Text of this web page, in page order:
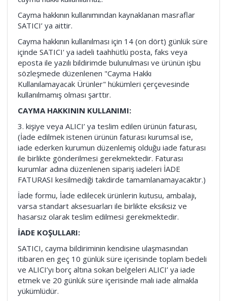
Cayma hakkının kullanımından kaynaklanan masraflar
SATICI’ ya aittir.
Cayma hakkının kullanılması için 14 (on dört) günlük süre
içinde SATICI' ya iadeli taahhütlü posta, faks veya
eposta ile yazılı bildirimde bulunulması ve ürünün işbu
sözleşmede düzenlenen "Cayma Hakkı
Kullanılamayacak Ürünler" hükümleri çerçevesinde
kullanılmamış olması şarttır.
CAYMA HAKKININ KULLANIMI:
3. kişiye veya ALICI’ ya teslim edilen ürünün faturası,
(İade edilmek istenen ürünün faturası kurumsal ise,
iade ederken kurumun düzenlemiş olduğu iade faturası
ile birlikte gönderilmesi gerekmektedir. Faturası
kurumlar adına düzenlenen sipariş iadeleri İADE
FATURASI kesilmediği takdirde tamamlanamayacaktır.)
İade formu, İade edilecek ürünlerin kutusu, ambalajı,
varsa standart aksesuarları ile birlikte eksiksiz ve
hasarsız olarak teslim edilmesi gerekmektedir.
İADE KOŞULLARI:
SATICI, cayma bildiriminin kendisine ulaşmasından
itibaren en geç 10 günlük süre içerisinde toplam bedeli
ve ALICI’yı borç altına sokan belgeleri ALICI’ ya iade
etmek ve 20 günlük süre içerisinde malı iade almakla
yükümlüdür.